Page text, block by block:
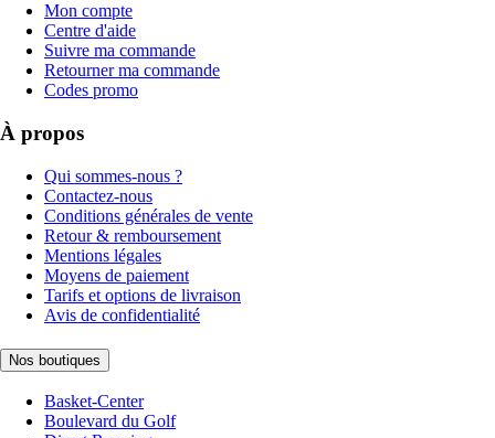
Mon compte
Centre d'aide
Suivre ma commande
Retourner ma commande
Codes promo
À propos
Qui sommes-nous ?
Contactez-nous
Conditions générales de vente
Retour & remboursement
Mentions légales
Moyens de paiement
Tarifs et options de livraison
Avis de confidentialité
Nos boutiques
Basket-Center
Boulevard du Golf